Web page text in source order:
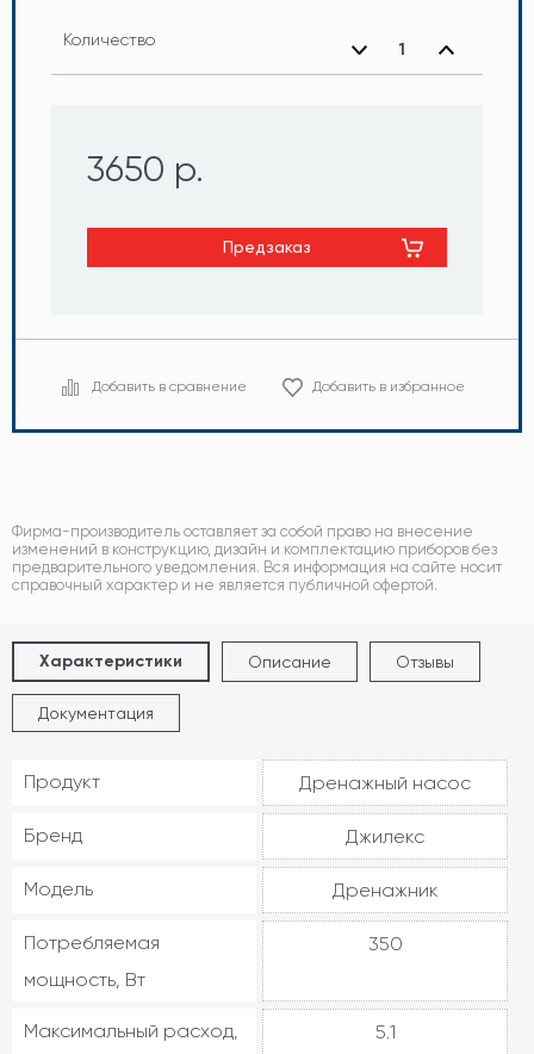
Количество
3650 р.
Предзаказ
Добавить в сравнение Добавить в избранное
Фирма-производитель оставляет за собой право на внесение
изменений в конструкцию, дизайн и комплектацию приборов без
предварительного уведомления. Вся информация на сайте носит
справочный характер и не является публичной офертой.
Характеристики Описание Отзывы
Документация
Продукт Дренажный насос
Бренд Джилекс
Модель Дренажник
Потребляемая
мощность, Вт
350
Максимальный расход,
5.1